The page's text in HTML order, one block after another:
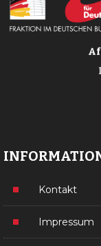
Kontakt
Impressum